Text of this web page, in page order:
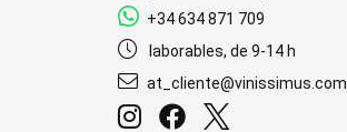
+34 634 871 709
laborables, de 9-14 h
at_cliente@vinissimus.com